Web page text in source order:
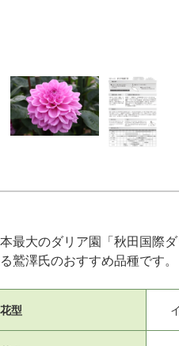
最大のダリア園「秋田国際
鷲澤氏のおすすめ品種です。
花型